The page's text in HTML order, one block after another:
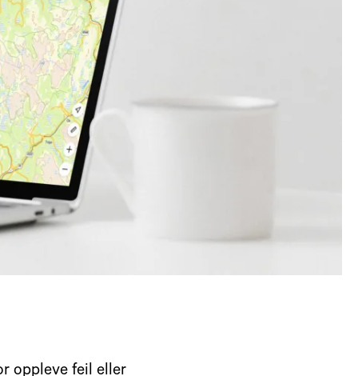
oppleve feil eller